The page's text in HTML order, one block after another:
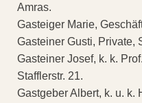
Amras.
Gasteiger Marie,
Gasteiner Gusti, Private,
Gasteiner Josef, k. k.
Stafflerstr. 21.
Gastgeber Albert, k. u. k.